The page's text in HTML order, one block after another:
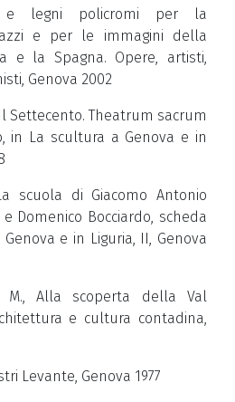
e legni policromi per la
e per le immagini della
e la Spagna. Opere, artisti,
Genova 2002
Il Settecento. Theatrum sacrum
in La scultura a Genova e in
La scuola di Giacomo Antonio
Domenico Bocciardo, scheda
e in Liguria, II, Genova
M., Alla scoperta della Val
e cultura contadina,
Levante, Genova 1977